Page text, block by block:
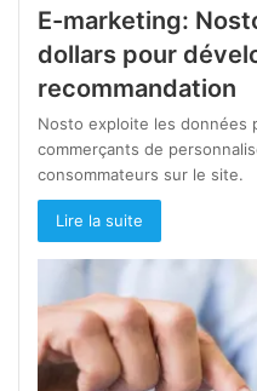
E-marketing:
dollars pour
recommandation
Nosto exploite les données
commerçants de
consommateurs sur le site.
Lire la suite